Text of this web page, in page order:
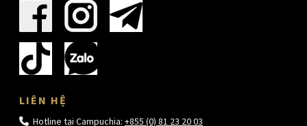
LIÊN HỆ
Hotline tại Campuchia: +855 (0) 81 23 20 03